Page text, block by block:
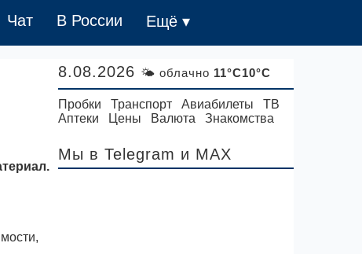
Чат В России Ещё ▾
8.08.2026 🌤 облачно 11°C10°C
Пробки Транспорт Авиабилеты
ТВ
Аптеки
Цены Валюта Знакомства
Мы в Telegram и MAX